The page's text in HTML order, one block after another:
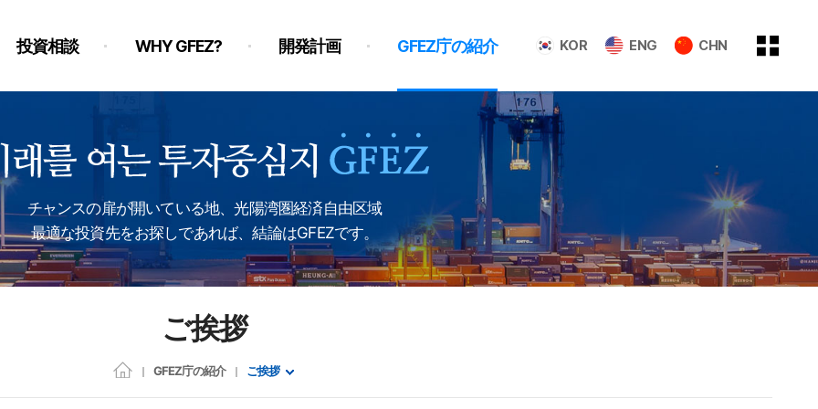
KOR ENG CHN
投資相談 WHY GFEZ? 開発計画 GFEZ庁の紹介
チャンスの扉が開いている地、光陽湾圏経済自由区域
最適な投資先をお探しであれば、結論はGFEZです。
ご挨拶
GFEZ庁の紹介 ご挨拶